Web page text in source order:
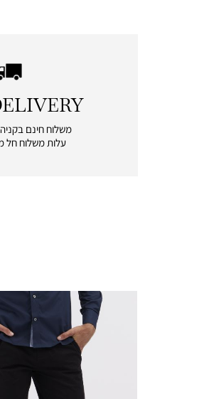
|
משלוח חינם בקניה מעל
עלות משלוח חל מ-14.90